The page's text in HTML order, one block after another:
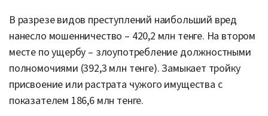
В разрезе видов преступлений наибольший вред
нанесло мошенничество – 420,2 млн тенге. На втором
месте по ущербу – злоупотребление должностными
полномочиями (392,3 млн тенге). Замыкает тройку
присвоение или растрата чужого имущества с
показателем 186,6 млн тенге.